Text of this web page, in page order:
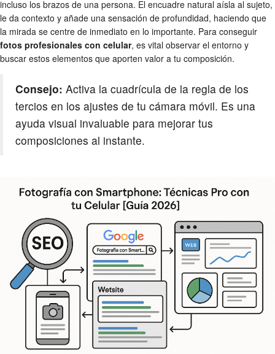
incluso los brazos de una persona. El encuadre natural aísla al sujeto,
le da contexto y añade una sensación de profundidad, haciendo que
la mirada se centre de inmediato en lo importante. Para conseguir
fotos profesionales con celular, es vital observar el entorno y
buscar estos elementos que aporten valor a tu composición.
Consejo: Activa la cuadrícula de la regla de los
tercios en los ajustes de tu cámara móvil. Es una
ayuda visual invaluable para mejorar tus
composiciones al instante.